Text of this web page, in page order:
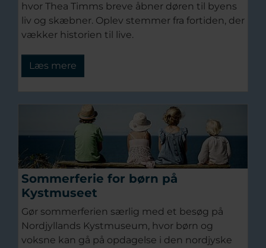
hvor Thea Timms breve åbner døren til byens
liv og skæbner. Oplev stemmer fra fortiden, der
vækker historien til live.
Læs mere
Sommerferie for børn på
Kystmuseet
Gør sommerferien særlig med et besøg på
Nordjyllands Kystmuseum, hvor børn og
voksne kan gå på opdagelse i den nordjyske